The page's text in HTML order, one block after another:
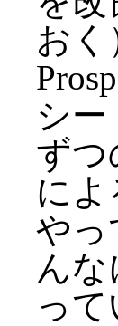
おく
シー
ずつ
によ
やっ
ん
っ